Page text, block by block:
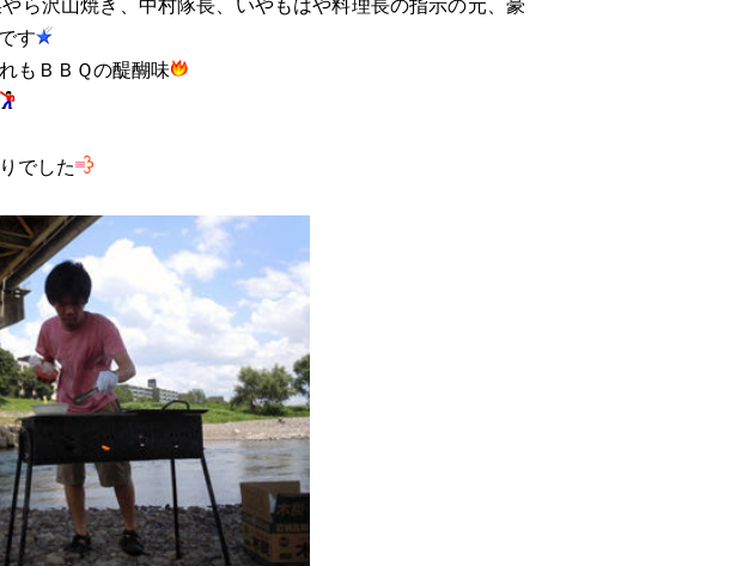
ら沢山焼き、中村隊長、いやもはや料理長の指示の元、豪
す
もＢＢＱの醍醐味
でした